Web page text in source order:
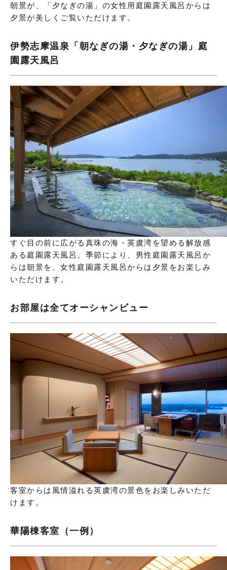
朝景が、「夕なぎの湯」の女性用庭園露天風呂からは
夕景が美しくご覧いただけます。
伊勢志摩温泉「朝なぎの湯・夕なぎの湯」庭
園露天風呂
すぐ目の前に広がる真珠の海・英虞湾を望める解放感
ある庭園露天風呂。季節により、男性庭園露天風呂か
らは朝景を、女性庭園露天風呂からは夕景をお楽しみ
いただけます。
お部屋は全てオーシャンビュー
客室からは風情溢れる英虞湾の景色をお楽しみいただ
けます。
華陽棟客室（一例）